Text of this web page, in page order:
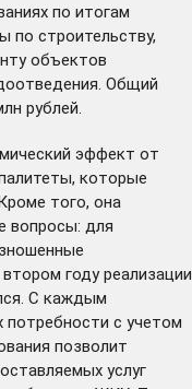
по итогам
по строительству,
объектов
Общий
рублей.
эффект от
которые
того, она
вопросы: для
году реализации
С каждым
потребности с учетом
позволит
услуг